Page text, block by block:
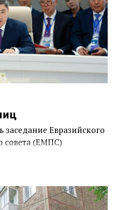
заседание Евразийского
совета (ЕМПС)